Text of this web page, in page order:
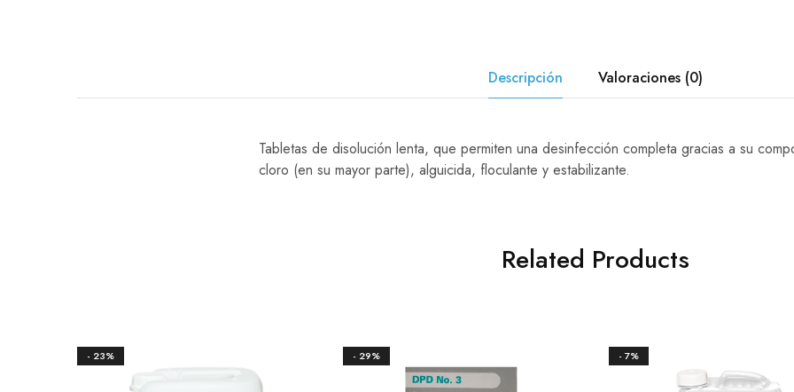
Descripción Valoraciones (0)
Tabletas de disolución lenta, que permiten una desinfección completa gracias a su
cloro (en su mayor parte), alguicida, floculante y estabilizante.
Related Products
- 23% - 29% - 7%